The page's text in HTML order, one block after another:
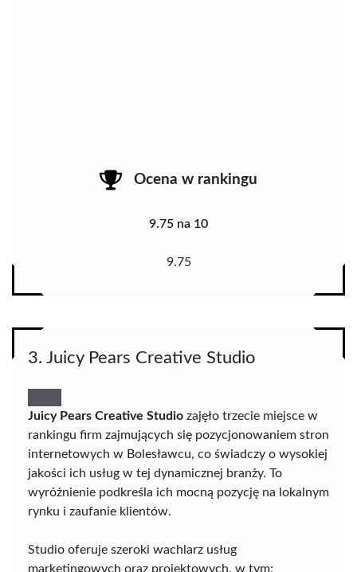
Ocena w rankingu
9.75 na 10
9.75
3. Juicy Pears Creative Studio
Juicy Pears Creative Studio zajęło trzecie miejsce w
rankingu firm zajmujących się pozycjonowaniem stron
internetowych w Bolesławcu, co świadczy o wysokiej
jakości ich usług w tej dynamicznej branży. To
wyróżnienie podkreśla ich mocną pozycję na lokalnym
rynku i zaufanie klientów.
Studio oferuje szeroki wachlarz usług
marketingowych oraz projektowych, w tym: